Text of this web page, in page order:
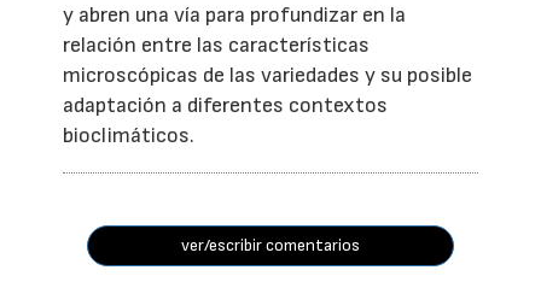
y abren una vía para profundizar en la
relación entre las características
microscópicas de las variedades y su posible
adaptación a diferentes contextos
bioclimáticos.
ver/escribir comentarios